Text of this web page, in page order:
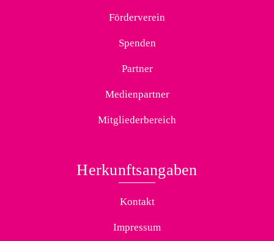
Förderverein
Spenden
Partner
Medienpartner
Mitgliederbereich
Herkunftsangaben
Kontakt
Impressum